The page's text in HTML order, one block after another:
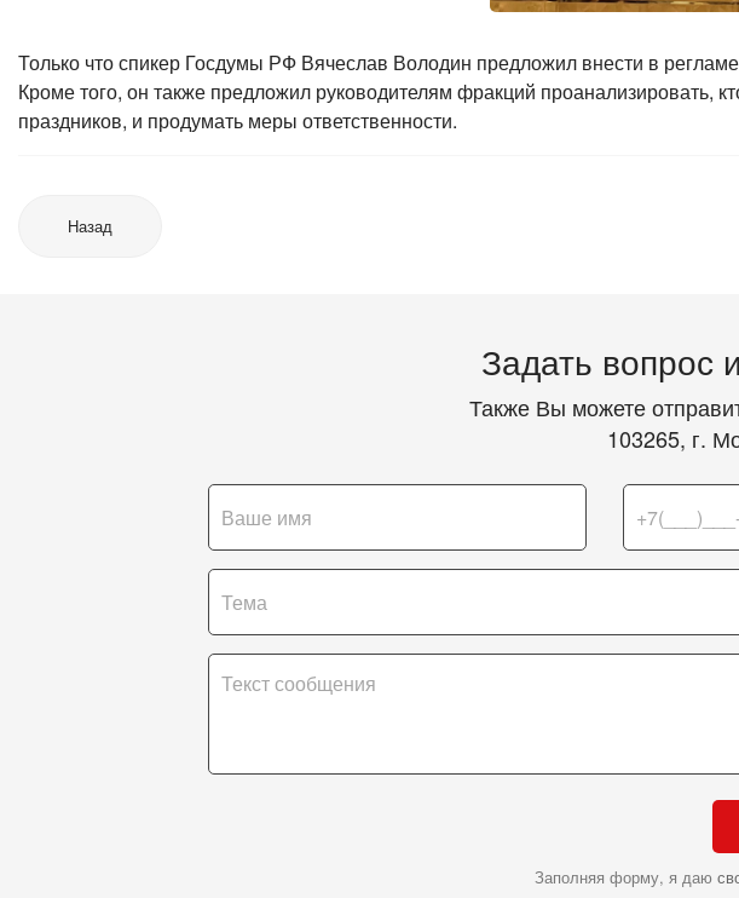
Только что спикер Госдумы РФ Вячеслав Володин предложил внести в
Кроме того, он также предложил руководителям фракций проанализировать,
праздников, и продумать меры ответственности.
Назад
Задать вопрос
Также Вы можете
103265, г.
Заполняя форму, я даю